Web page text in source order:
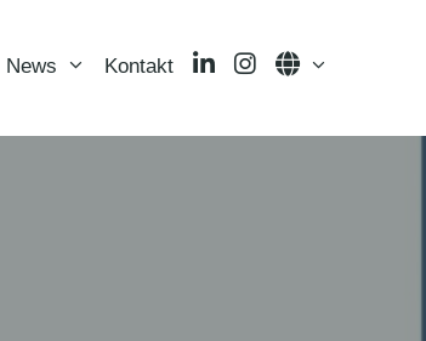
News Kontakt LinkedInInstagramLanguage